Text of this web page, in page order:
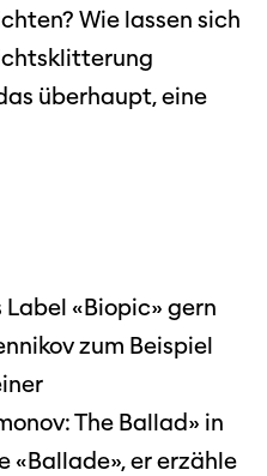
Wie lassen sich
überhaupt, eine
«Biopic» gern
zum Beispiel
The Ballad» in
«Ballade», er erzähle